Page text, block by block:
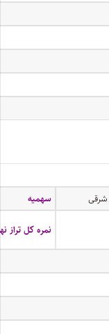
شرقی
سهمیه
نمره کل تراز